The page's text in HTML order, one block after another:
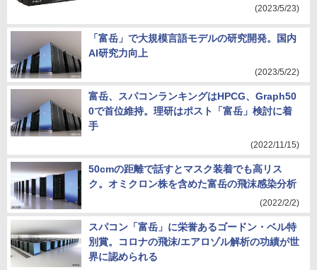
(2023/5/23)
「富岳」で大規模言語モデルの研究開発。国内
AI研究力向上
(2023/5/22)
富岳、スパコンランキングはHPCG、Graph50
0で首位維持。理研はポスト「富岳」検討に着
手
(2022/11/15)
50cmの距離で話すとマスク装着でも高リス
ク。オミクロン株を含めた富岳の飛沫感染分析
(2022/2/2)
スパコン「富岳」に栄誉あるゴードン・ベル特
別賞。コロナの飛沫/エアロゾル解析の功績が世
界に認められる